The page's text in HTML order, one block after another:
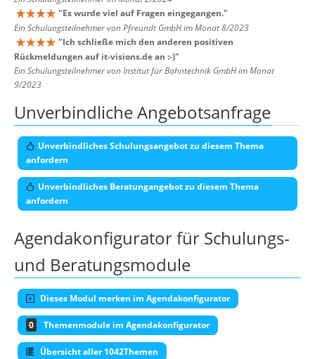
"Es wurde viel auf Fragen eingegangen."
Ein Schulungsteilnehmer von Pfreundt GmbH im Monat 8/2023
"Ich schließe mich den anderen positiven
Rückmeldungen auf it-visions.de an :-)"
Ein Schulungsteilnehmer von Institut für Bahntechnik GmbH im Monat
9/2023
Unverbindliche Angebotsanfrage
Unverbindliches Schulungsangebot zu diesem Thema
anfordern
Unverbindliches Beratungangebot zu diesem Thema
anfordern
Agendakonfigurator für Schulungs-
und Beratungsmodule
Dieses Modul merken im Agendakonfigurator
0 Themenmodule im Agendakonfigurator
Übersicht aller 1042Themen